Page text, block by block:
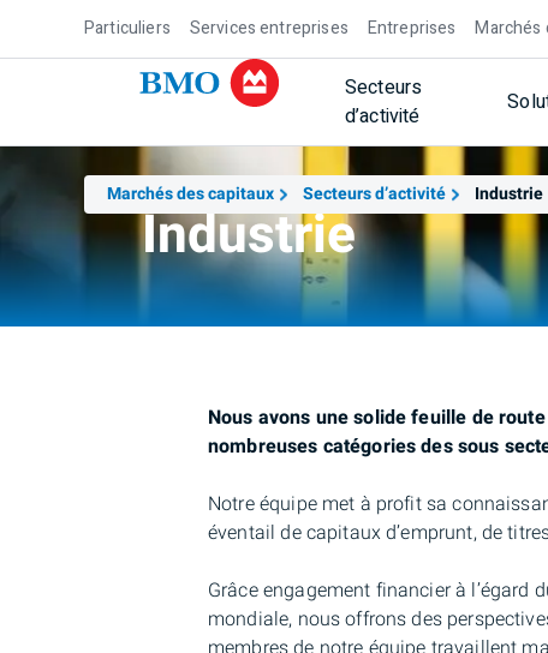
Particuliers Services entreprises Entreprises Marchés
Secteurs
d’activité
Marchés des capitaux Secteurs d’activité Industrie
Industrie
Nous avons une solide feuille de
nombreuses catégories des sous
Notre équipe met à profit sa
éventail de capitaux d’emprunt, de
Grâce engagement financier à l’égard
mondiale, nous offrons des